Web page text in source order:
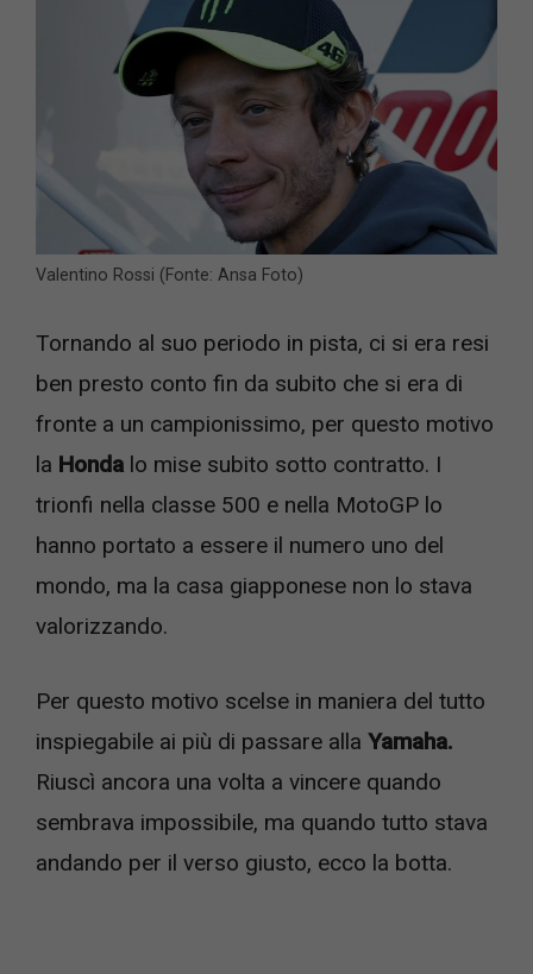
Valentino Rossi (Fonte: Ansa Foto)
Tornando al suo periodo in pista, ci si era resi
ben presto conto fin da subito che si era di
fronte a un campionissimo, per questo motivo
la Honda lo mise subito sotto contratto. I
trionfi nella classe 500 e nella MotoGP lo
hanno portato a essere il numero uno del
mondo, ma la casa giapponese non lo stava
valorizzando.
Per questo motivo scelse in maniera del tutto
inspiegabile ai più di passare alla Yamaha.
Riuscì ancora una volta a vincere quando
sembrava impossibile, ma quando tutto stava
andando per il verso giusto, ecco la botta.